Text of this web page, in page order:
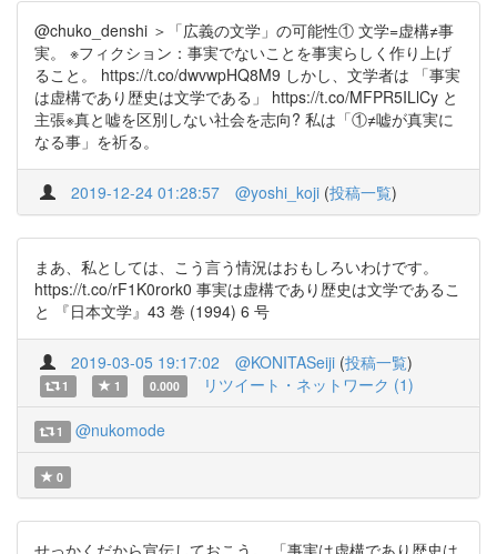
@chuko_denshi ＞「広義の文学」の可能性① 文学=虚構≠事
実。 ※フィクション：事実でないことを事実らしく作り上げ
ること。 https://t.co/dwvwpHQ8M9 しかし、文学者は 「事実
は虚構であり歴史は文学である」 https://t.co/MFPR5ILlCy と
主張※真と嘘を区別しない社会を志向? 私は「①≠嘘が真実に
なる事」を祈る。
2019-12-24 01:28:57 @yoshi_koji (投稿一覧)
まあ、私としては、こう言う情況はおもしろいわけです。
https://t.co/rF1K0rork0 事実は虚構であり歴史は文学であるこ
と 『日本文学』43 巻 (1994) 6 号
2019-03-05 19:17:02 @KONITASeiji (投稿一覧)
1 1 0.000 リツイート・ネットワーク (1)
1 @nukomode
0
せっかくだから宣伝しておこう。 「事実は虚構であり歴史は